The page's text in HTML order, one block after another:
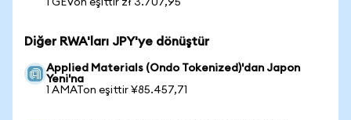
1 GEVon eşittir zł 3.707,95
Diğer RWA'ları JPY'ye dönüştür
Applied Materials (Ondo Tokenized)'dan Japon
Yeni'na
1 AMATon eşittir ¥85.457,71